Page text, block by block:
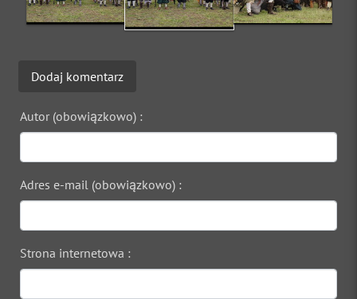
Dodaj komentarz
Autor (obowiązkowo) :
Adres e-mail (obowiązkowo) :
Strona internetowa :